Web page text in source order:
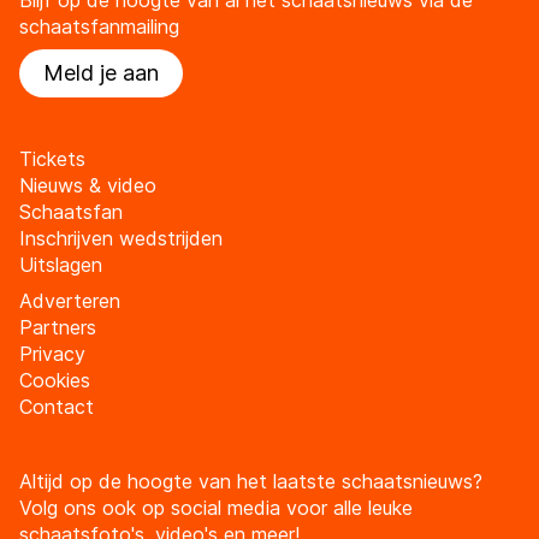
schaatsfanmailing
Meld je aan
Tickets
Nieuws & video
Schaatsfan
Inschrijven wedstrijden
Uitslagen
Adverteren
Partners
Privacy
Cookies
Contact
Altijd op de hoogte van het laatste schaatsnieuws?
Volg ons ook op social media voor alle leuke
schaatsfoto's, video's en meer!